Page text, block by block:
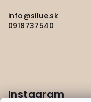
info@silue.sk
0918737540
Instagram